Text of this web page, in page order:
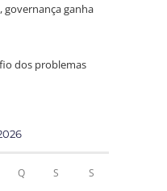
ganha
dos problemas
Q S S